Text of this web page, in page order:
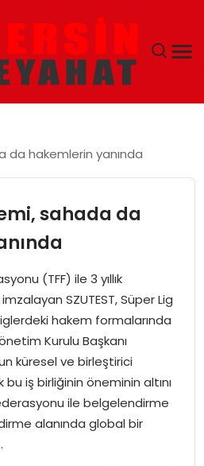
da hakemlerin yanında
sahada da
(TFF) ile 3 yıllık
SZUTEST, Süper Lig
hakem formalarında
Kurulu Başkanı
küresel ve birleştirici
iş birliğinin öneminin altını
ile belgelendirme
alanında global bir